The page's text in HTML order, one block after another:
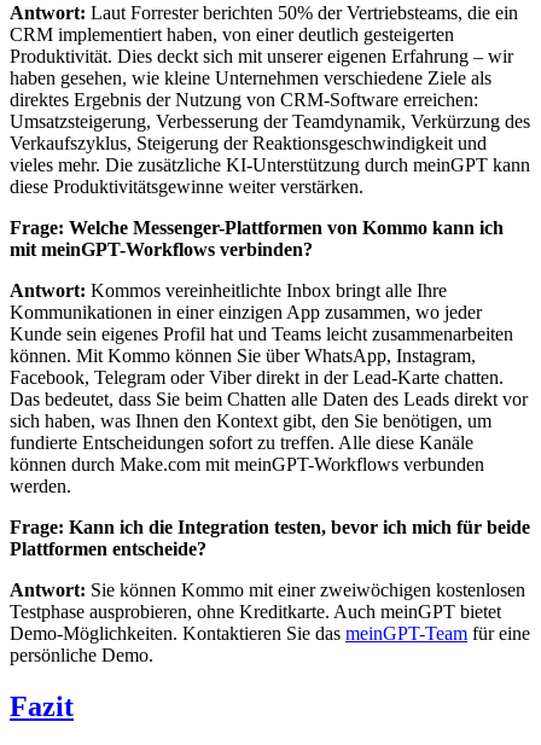
Antwort: Laut Forrester berichten 50% der Vertriebsteams, die ein
CRM implementiert haben, von einer deutlich gesteigerten
Produktivität. Dies deckt sich mit unserer eigenen Erfahrung – wir
haben gesehen, wie kleine Unternehmen verschiedene Ziele als
direktes Ergebnis der Nutzung von CRM-Software erreichen:
Umsatzsteigerung, Verbesserung der Teamdynamik, Verkürzung des
Verkaufszyklus, Steigerung der Reaktionsgeschwindigkeit und
vieles mehr. Die zusätzliche KI-Unterstützung durch meinGPT kann
diese Produktivitätsgewinne weiter verstärken.
Frage: Welche Messenger-Plattformen von Kommo kann ich
mit meinGPT-Workflows verbinden?
Antwort: Kommos vereinheitlichte Inbox bringt alle Ihre
Kommunikationen in einer einzigen App zusammen, wo jeder
Kunde sein eigenes Profil hat und Teams leicht zusammenarbeiten
können. Mit Kommo können Sie über WhatsApp, Instagram,
Facebook, Telegram oder Viber direkt in der Lead-Karte chatten.
Das bedeutet, dass Sie beim Chatten alle Daten des Leads direkt vor
sich haben, was Ihnen den Kontext gibt, den Sie benötigen, um
fundierte Entscheidungen sofort zu treffen. Alle diese Kanäle
können durch Make.com mit meinGPT-Workflows verbunden
werden.
Frage: Kann ich die Integration testen, bevor ich mich für beide
Plattformen entscheide?
Antwort: Sie können Kommo mit einer zweiwöchigen kostenlosen
Testphase ausprobieren, ohne Kreditkarte. Auch meinGPT bietet
Demo-Möglichkeiten. Kontaktieren Sie das meinGPT-Team für eine
persönliche Demo.
Fazit